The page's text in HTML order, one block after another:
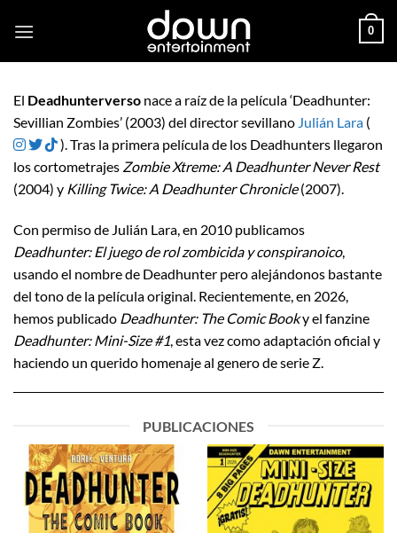
0
El Deadhunterverso nace a raíz de la película ‘Deadhunter:
Sevillian Zombies’ (2003) del director sevillano Julián Lara (
). Tras la primera película de los Deadhunters llegaron
los cortometrajes Zombie Xtreme: A Deadhunter Never Rest
(2004) y Killing Twice: A Deadhunter Chronicle(2007).
Con permiso de Julián Lara, en 2010 publicamos
Deadhunter: El juego de rol zombicida y conspiranoico,
usando el nombre de Deadhunter pero alejándonos bastante
del tono de la película original. Recientemente, en 2026,
hemos publicado Deadhunter: The Comic Booky el fanzine
Deadhunter: Mini-Size #1 , esta vez como adaptación oficial y
haciendo un querido homenaje al genero de serie Z.
PUBLICACIONES